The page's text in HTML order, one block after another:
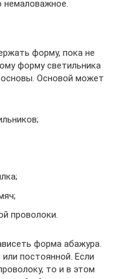
немаловажное.
форму, пока не
форму светильника
Основой может
проволоки.
форма абажура.
постоянной. Если
то и в этом